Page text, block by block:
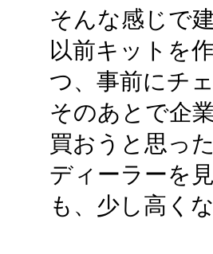
そんな感じで
以前キットを
つ、事前にチ
そのあとで企
買おうと思っ
ディーラーを
も、少し高く